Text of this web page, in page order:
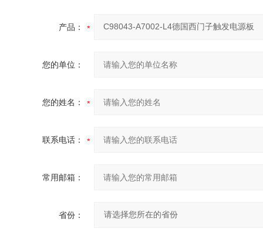
产品：
您的单位：
您的姓名：
联系电话：
常用邮箱：
省份：